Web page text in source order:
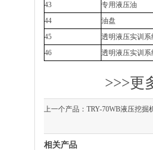
43
专用液压油
44
油盘
45
透明液压实训
46
透明液压实训
>>>更
上一个产品： TRY-70WB液压挖掘
相关产品